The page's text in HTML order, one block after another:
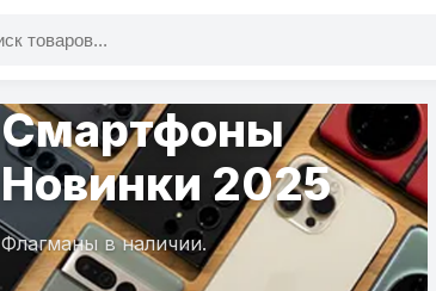
Мощные
Игровые сборки
ПК для любых задач.